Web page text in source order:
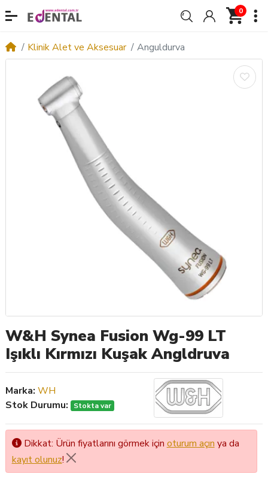
0
Klinik Alet ve Aksesuar Anguldurva
W&H Synea Fusion Wg-99 LT
Işıklı Kırmızı Kuşak Angldruva
Marka: WH
Stok Durumu:
Stokta var
Dikkat: Ürün fiyatlarını görmek için oturum açın ya da
kayıt olunuz!